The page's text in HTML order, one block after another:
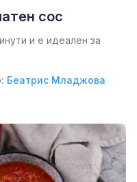
сос
и е идеален за
Беатрис Младжова